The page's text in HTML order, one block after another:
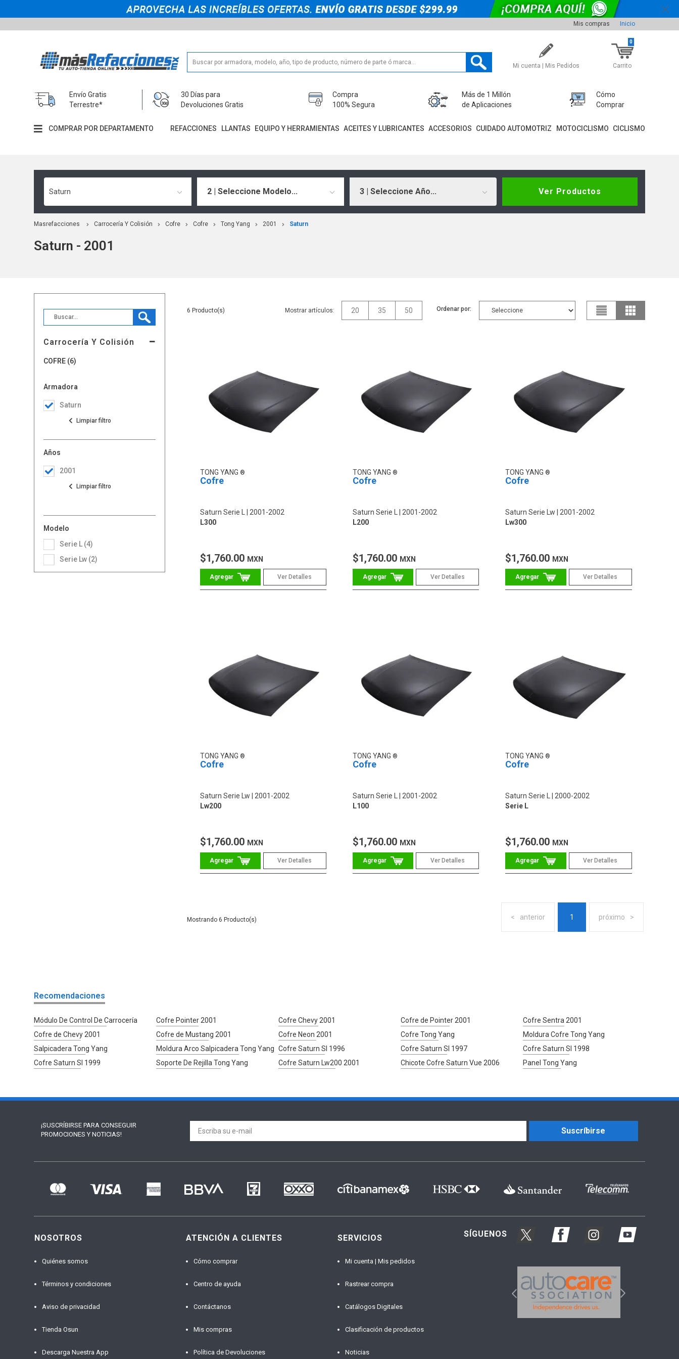
Mis compras Inicio
Mi cuenta | Mis Pedidos Carrito
0
Envío Gratis
Terrestre*
30 Días para
Devoluciones Gratis
Compra
100% Segura
Más de 1 Millón
de Aplicaciones
Cómo
Comprar
COMPRAR POR DEPARTAMENTO REFACCIONES LLANTAS EQUIPO Y HERRAMIENTAS ACEITES Y LUBRICANTES ACCESORIOS CUIDADO AUTOMOTRIZ MOTOCICLISMO CICLISMO
Saturn 2 | Seleccione Modelo... 3 | Seleccione Año... Ver Productos
Masrefacciones Carrocería Y Colisión Cofre Cofre Tong Yang 2001 Saturn
Saturn - 2001
Carrocería Y Colisión
COFRE (6)
Armadora
Saturn
Modelo
Serie L (4)
Serie Lw (2)
Años
2001
6 Mostrar artículos: 20 35 50 Ordenar por:
TONG YANG
Cofre
Saturn Serie L
2001-2002
L300
$1,760.00 MXN
Ver Detalles
TONG YANG
Cofre
Saturn Serie L
2001-2002
L200
$1,760.00 MXN
Ver Detalles
TONG YANG
Cofre
Saturn Serie Lw
2001-2002
Lw300
$1,760.00 MXN
Ver Detalles
TONG YANG
Cofre
Saturn Serie Lw
2001-2002
Lw200
$1,760.00 MXN
Ver Detalles
TONG YANG
Cofre
Saturn Serie L 2001-2002
L100
$1,760.00 MXN
Ver Detalles
TONG YANG
Cofre
Saturn Serie L 2000-2002
Serie L
$1,760.00 MXN
Ver Detalles
anterior 1 próximo
6
Recomendaciones
Módulo De Control De Carrocería Cofre Pointer 2001 Cofre Chevy 2001 Cofre de Pointer 2001
Cofre Sentra 2001
Cofre de Chevy 2001
Cofre de Mustang 2001 Cofre Neon 2001 Cofre Tong Yang
Moldura Cofre Tong Yang
Salpicadera Tong Yang
Moldura Arco Salpicadera Tong Yang Cofre Saturn Sl 1996 Cofre Saturn Sl 1997
Cofre Saturn Sl 1998
Cofre Saturn Sl 1999
Soporte De Rejilla Tong Yang Cofre Saturn Lw200 2001 Chicote Cofre Saturn Vue 2006 Panel Tong Yang
¡SUSCRÍBIRSE PARA CONSEGUIR
PROMOCIONES Y NOTICIAS!
Suscríbirse
NOSOTROS
Quiénes somos
Términos y condiciones
Aviso de privacidad
Tienda Osun
Descarga Nuestra App
ATENCIÓN A CLIENTES
Cómo comprar
Centro de ayuda
Contáctanos
Mis compras
Política de Devoluciones
SERVICIOS
Mi cuenta | Mis pedidos
Rastrear compra
Catálogos Digitales
Clasificación de productos
Noticias
SÍGUENOS